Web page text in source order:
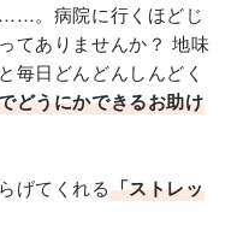
。病院に行くほどじ
てありませんか？ 地味
毎日どんどんしんどく
どうにかできるお助け
げてくれる「ストレッ